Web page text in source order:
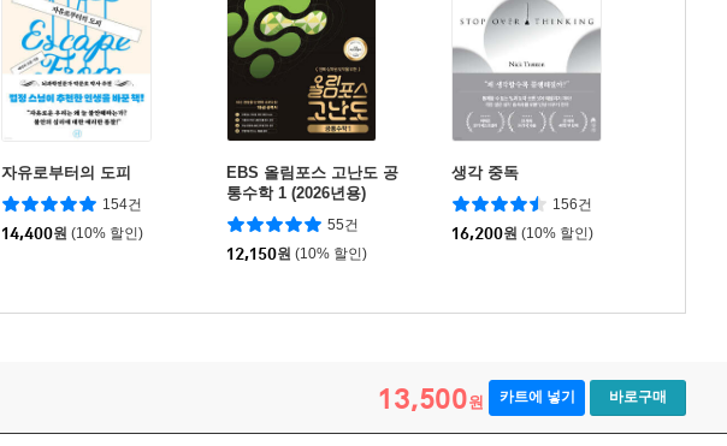
자유로부터의 도피
154건
14,400원 (10% 할인)
EBS 올림포스 고난도 공
통수학 1 (2026년용)
55건
12,150원 (10% 할인)
생각 중독
156건
16,200원 (10% 할인)
13,500원 카트에 넣기 바로구매